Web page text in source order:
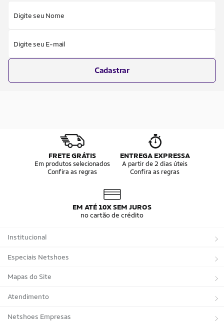
Digite seu Nome
Digite seu E-mail
Cadastrar
FRETE GRÁTIS
Em produtos selecionados
Confira as regras
ENTREGA EXPRESSA
A partir de 2 dias úteis
Confira as regras
EM ATÉ 10X SEM JUROS
no cartão de crédito
Institucional
Sobre a Netshoes
Política de Privacidade
Programa de Afiliados
Regulamentos
Especiais Netshoes
Suplementos
Corrida
Bicicletas
Mapas do Site
Marcas
Tipos de Produtos
Atendimento
Trocas e devoluções
Netshoes Empresas